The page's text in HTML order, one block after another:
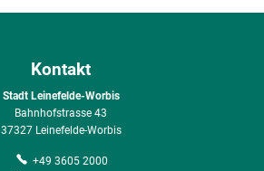
Kontakt
Stadt Leinefelde-Worbis
Bahnhofstrasse 43
37327 Leinefelde-Worbis
+49 3605 2000